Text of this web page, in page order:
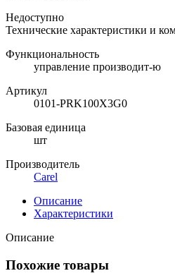
Недоступно
Технические характеристики и
Функциональность
управление производит-ю
Артикул
0101-PRK100X3G0
Базовая единица
шт
Производитель
Carel
Описание
Характеристики
Описание
Похожие товары